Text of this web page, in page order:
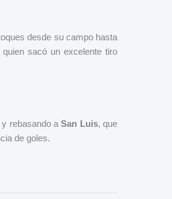
desde su campo hasta
quien sacó un excelente tiro
y rebasando aSan Luis, que
de goles.